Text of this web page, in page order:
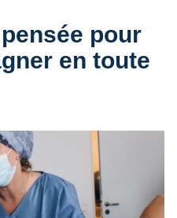
pour
en toute